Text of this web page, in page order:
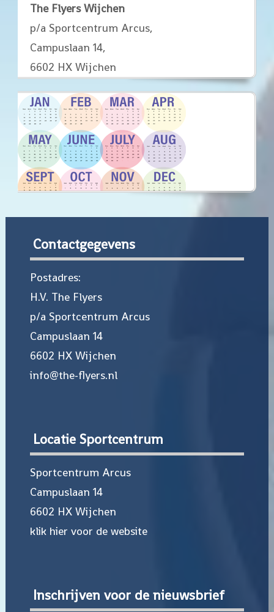
The Flyers Wijchen
p/a Sportcentrum Arcus,
Campuslaan 14,
6602 HX Wijchen
Contactgegevens
Postadres:
H.V. The Flyers
p/a Sportcentrum Arcus
Campuslaan 14
6602 HX Wijchen
info@the-flyers.nl
Locatie Sportcentrum
Sportcentrum Arcus
Campuslaan 14
6602 HX Wijchen
klik hier voor de website
Inschrijven voor de nieuwsbrief